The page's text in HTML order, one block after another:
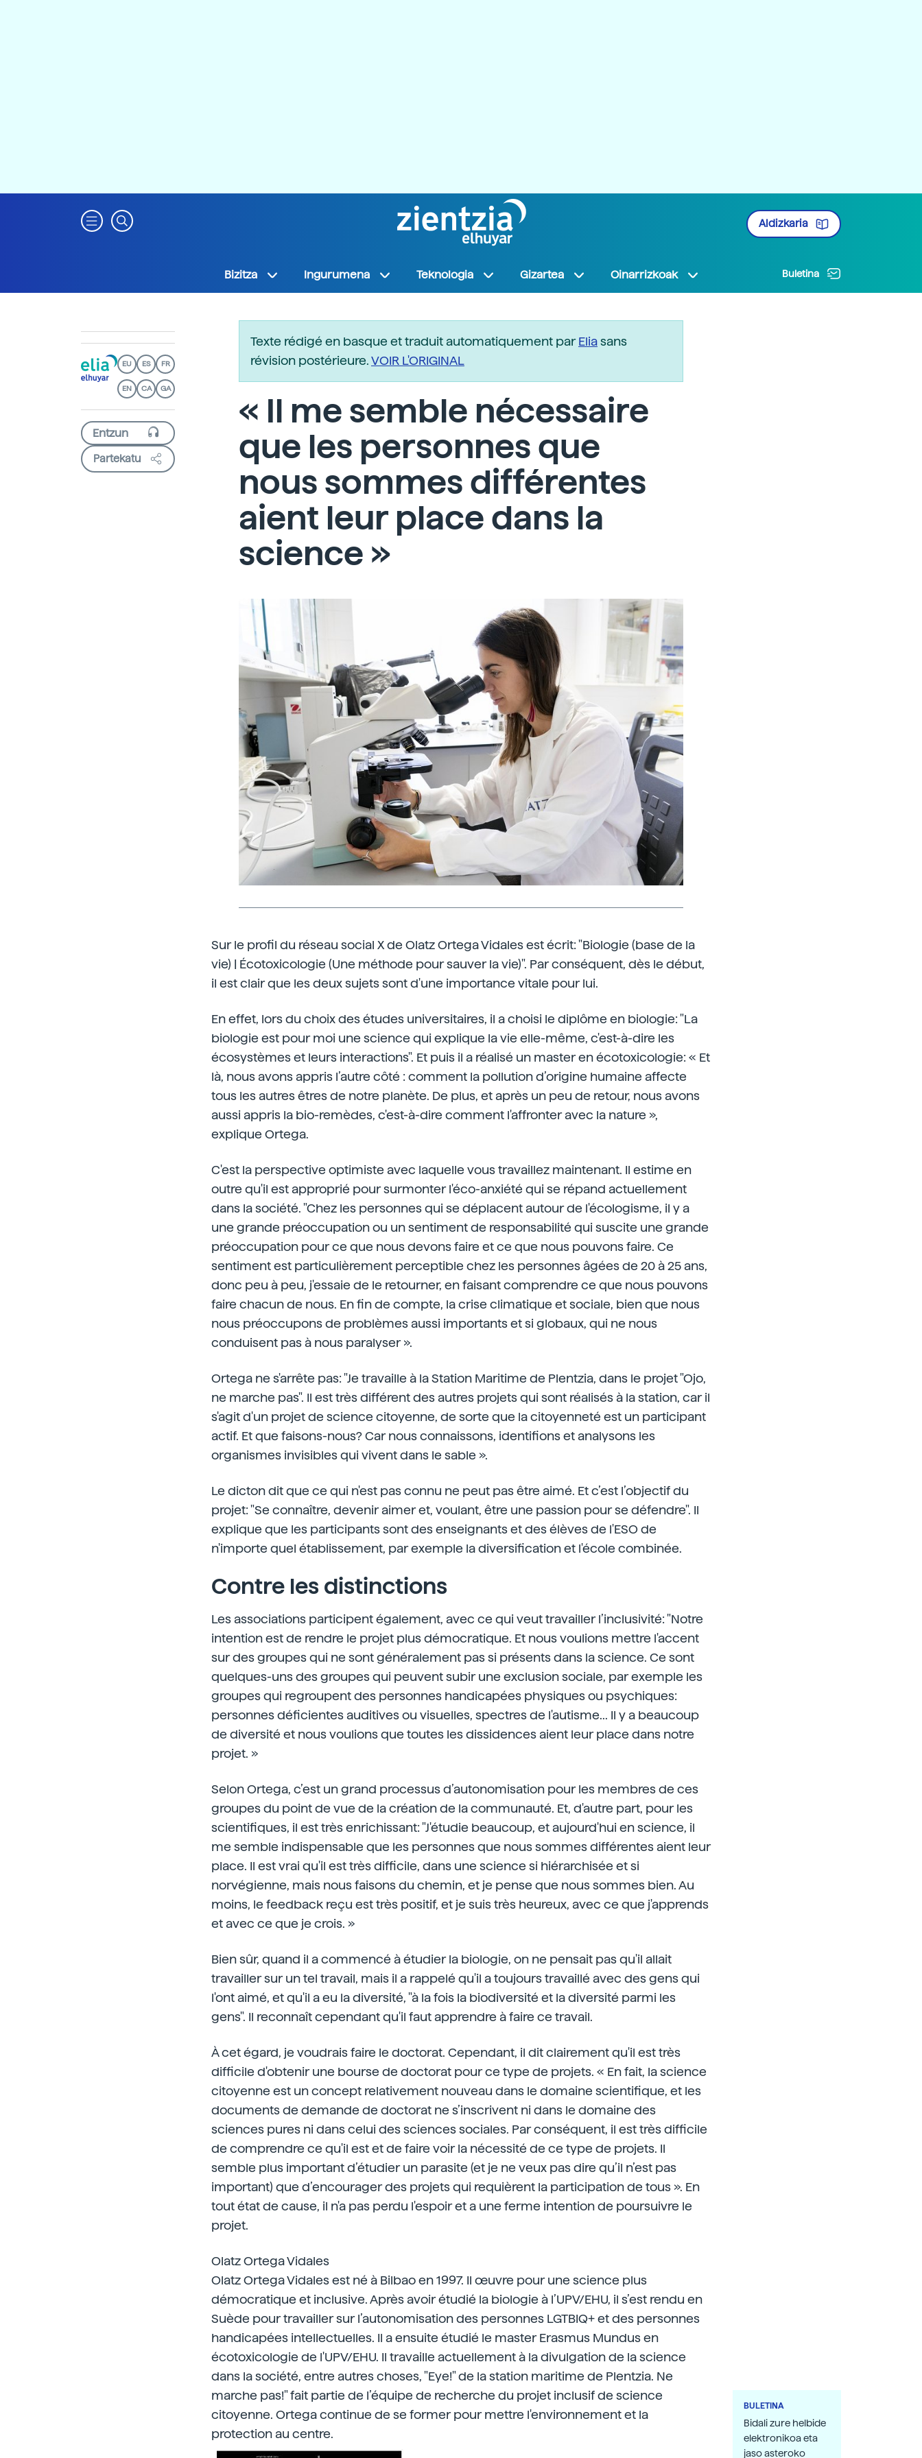
Aldizkaria
Bizitza Ingurumena Teknologia Gizartea Oinarrizkoak Buletina
EU ES FR
EN CA GA
Partekatu
Texte rédigé en basque et traduit automatiquement parEliasans
révision postérieure.VOIR L'ORIGINAL
« Il me semble nécessaire
que les personnes que
nous sommes différentes
aient leur place dans la
science »
Sur le profil du réseau social X de Olatz Ortega Vidales est écrit: "Biologie (base de la
vie) | Écotoxicologie (Une méthode pour sauver la vie)". Par conséquent, dès le début,
il est clair que les deux sujets sont d'une importance vitale pour lui.
En effet, lors du choix des études universitaires, il a choisi le diplôme en biologie: "La
biologie est pour moi une science qui explique la vie elle-même, c'est-à-dire les
écosystèmes et leurs interactions". Et puis il a réalisé un master en écotoxicologie: « Et
là, nous avons appris l’autre côté : comment la pollution d’origine humaine affecte
tous les autres êtres de notre planète. De plus, et après un peu de retour, nous avons
aussi appris la bio-remèdes, c'est-à-dire comment l'affronter avec la nature »,
explique Ortega.
C'est la perspective optimiste avec laquelle vous travaillez maintenant. Il estime en
outre qu'il est approprié pour surmonter l'éco-anxiété qui se répand actuellement
dans la société. "Chez les personnes qui se déplacent autour de l'écologisme, il y a
une grande préoccupation ou un sentiment de responsabilité qui suscite une grande
préoccupation pour ce que nous devons faire et ce que nous pouvons faire. Ce
sentiment est particulièrement perceptible chez les personnes âgées de 20 à 25 ans,
donc peu à peu, j'essaie de le retourner, en faisant comprendre ce que nous pouvons
faire chacun de nous. En fin de compte, la crise climatique et sociale, bien que nous
nous préoccupons de problèmes aussi importants et si globaux, qui ne nous
conduisent pas à nous paralyser ».
Ortega ne s'arrête pas: "Je travaille à la Station Maritime de Plentzia, dans le projet "Ojo,
ne marche pas". Il est très différent des autres projets qui sont réalisés à la station, car il
s'agit d'un projet de science citoyenne, de sorte que la citoyenneté est un participant
actif. Et que faisons-nous? Car nous connaissons, identifions et analysons les
organismes invisibles qui vivent dans le sable ».
Le dicton dit que ce qui n'est pas connu ne peut pas être aimé. Et c’est l’objectif du
projet: "Se connaître, devenir aimer et, voulant, être une passion pour se défendre". Il
explique que les participants sont des enseignants et des élèves de l'ESO de
n'importe quel établissement, par exemple la diversification et l'école combinée.
Contre les distinctions
Les associations participent également, avec ce qui veut travailler l’inclusivité: "Notre
intention est de rendre le projet plus démocratique. Et nous voulions mettre l'accent
sur des groupes qui ne sont généralement pas si présents dans la science. Ce sont
quelques-uns des groupes qui peuvent subir une exclusion sociale, par exemple les
groupes qui regroupent des personnes handicapées physiques ou psychiques:
personnes déficientes auditives ou visuelles, spectres de l'autisme... Il y a beaucoup
de diversité et nous voulions que toutes les dissidences aient leur place dans notre
projet. »
Selon Ortega, c’est un grand processus d’autonomisation pour les membres de ces
groupes du point de vue de la création de la communauté. Et, d'autre part, pour les
scientifiques, il est très enrichissant: "J'étudie beaucoup, et aujourd'hui en science, il
me semble indispensable que les personnes que nous sommes différentes aient leur
place. Il est vrai qu'il est très difficile, dans une science si hiérarchisée et si
norvégienne, mais nous faisons du chemin, et je pense que nous sommes bien. Au
moins, le feedback reçu est très positif, et je suis très heureux, avec ce que j'apprends
et avec ce que je crois. »
Bien sûr, quand il a commencé à étudier la biologie, on ne pensait pas qu'il allait
travailler sur un tel travail, mais il a rappelé qu'il a toujours travaillé avec des gens qui
l'ont aimé, et qu'il a eu la diversité, "à la fois la biodiversité et la diversité parmi les
gens". Il reconnaît cependant qu'il faut apprendre à faire ce travail.
À cet égard, je voudrais faire le doctorat. Cependant, il dit clairement qu'il est très
difficile d'obtenir une bourse de doctorat pour ce type de projets. « En fait, la science
citoyenne est un concept relativement nouveau dans le domaine scientifique, et les
documents de demande de doctorat ne s’inscrivent ni dans le domaine des
sciences pures ni dans celui des sciences sociales. Par conséquent, il est très difficile
de comprendre ce qu'il est et de faire voir la nécessité de ce type de projets. Il
semble plus important d’étudier un parasite (et je ne veux pas dire qu’il n’est pas
important) que d’encourager des projets qui requièrent la participation de tous ». En
tout état de cause, il n'a pas perdu l'espoir et a une ferme intention de poursuivre le
projet.
Olatz Ortega Vidales
Olatz Ortega Vidales est né à Bilbao en 1997. Il œuvre pour une science plus
démocratique et inclusive. Après avoir étudié la biologie à l’UPV/EHU, il s’est rendu en
Suède pour travailler sur l’autonomisation des personnes LGTBIQ+ et des personnes
handicapées intellectuelles. Il a ensuite étudié le master Erasmus Mundus en
écotoxicologie de l'UPV/EHU. Il travaille actuellement à la divulgation de la science
dans la société, entre autres choses, "Eye!" de la station maritime de Plentzia. Ne
marche pas!" fait partie de l’équipe de recherche du projet inclusif de science
citoyenne. Ortega continue de se former pour mettre l'environnement et la
protection au centre.
BULETINA
Bidali zure helbide
elektronikoa eta
jaso asteroko